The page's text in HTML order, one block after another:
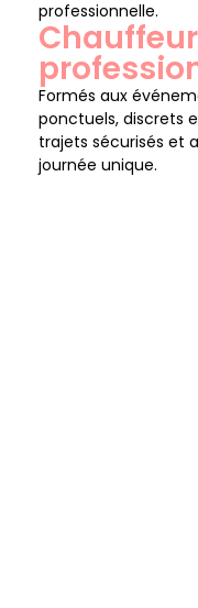
professionnelle.
Formés aux
ponctuels, discrets
trajets sécurisés et
journée unique.